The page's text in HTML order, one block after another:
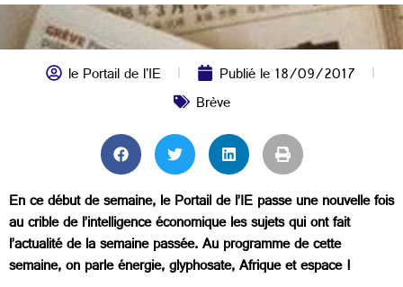
le Portail de l'IE Publié le18/09/2017
Brève
En ce début de semaine, le Portail de l’IE passe une nouvelle fois
au crible de l’intelligence économique les sujets qui ont fait
l’actualité de la semaine passée. Au programme de cette
semaine, on parle énergie, glyphosate, Afrique et espace !